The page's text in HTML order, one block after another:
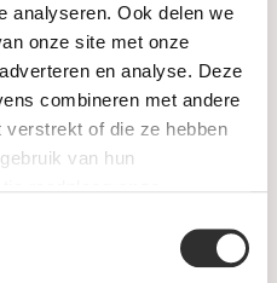
analyseren. Ook delen we
onze site met onze
en analyse. Deze
combineren met andere
verstrekt of die ze hebben
van hun